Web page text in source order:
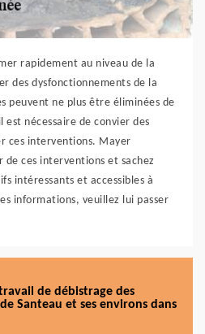
rapidement au niveau de la
des dysfonctionnements de la
peuvent ne plus être éliminées de
nécessaire de convier des
ces interventions. Mayer
de ces interventions et sachez
intéressants et accessibles à
informations, veuillez lui passer
de débistrage des
Santeau et ses environs dans